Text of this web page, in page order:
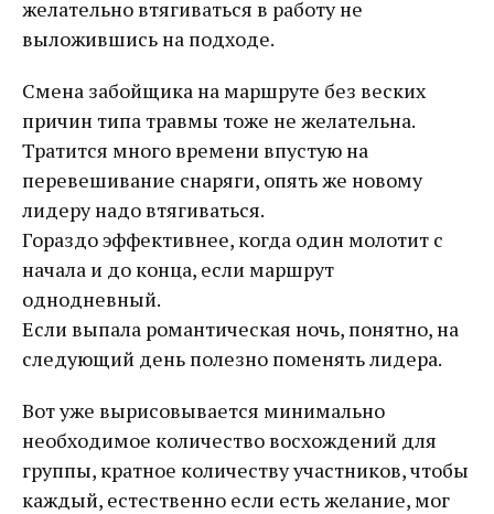
желательно втягиваться в работу не
выложившись на подходе.
Смена забойщика на маршруте без веских
причин типа травмы тоже не желательна.
Тратится много времени впустую на
перевешивание снаряги, опять же новому
лидеру надо втягиваться.
Гораздо эффективнее, когда один молотит с
начала и до конца, если маршрут
однодневный.
Если выпала романтическая ночь, понятно, на
следующий день полезно поменять лидера.
Вот уже вырисовывается минимально
необходимое количество восхождений для
группы, кратное количеству участников, чтобы
каждый, естественно если есть желание, мог